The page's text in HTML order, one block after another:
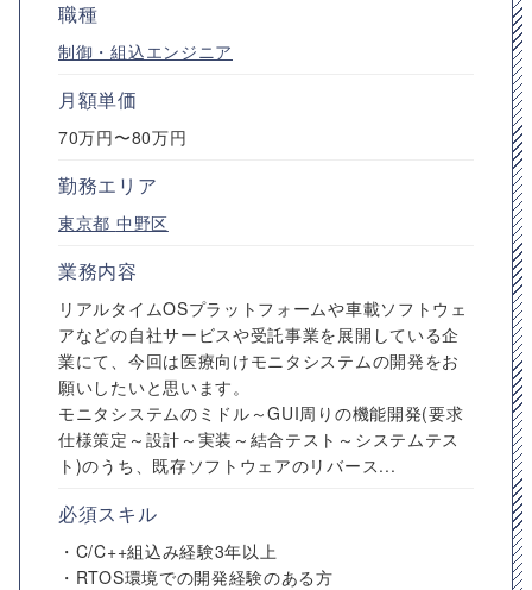
職種
制御・組込エンジニア
月額単価
70万円〜80万円
勤務エリア
東京都 中野区
業務内容
リアルタイムOSプラットフォームや車載ソフトウェ
アなどの自社サービスや受託事業を展開している企
業にて、今回は医療向けモニタシステムの開発をお
願いしたいと思います。
モニタシステムのミドル～GUI周りの機能開発(要求
仕様策定～設計～実装～結合テスト～システムテス
ト)のうち、既存ソフトウェアのリバース...
必須スキル
・C/C++組込み経験3年以上
・RTOS環境での開発経験のある方